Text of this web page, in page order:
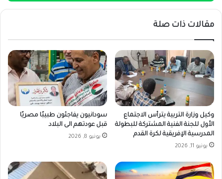
مقالات ذات صلة
وكيل وزارة التربية يترأس الاجتماع
الأول للجنة الفنية المشتركة للبطولة
المدرسية الإفريقية لكرة القدم
يونيو 11, 2026
سودانيون يفاجئون طبيبًا مصريًا
قبل عودتهم الى البلاد
يونيو 8, 2026